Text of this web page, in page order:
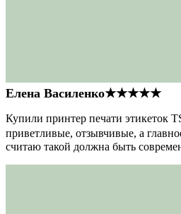
Елена Василенко★★★★★
Купили принтер печати этикеток
приветливые, отзывчивые, а
считаю такой должна быть